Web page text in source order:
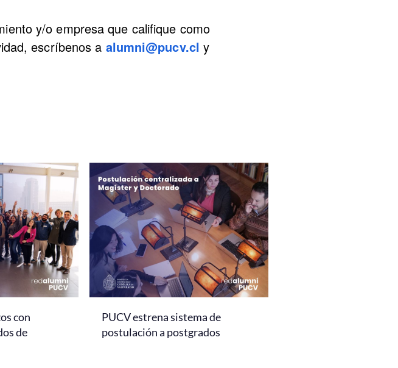
y/o empresa que califique como
escríbenos a alumni@pucv.cl y
con
de
PUCV estrena sistema de
postulación a postgrados